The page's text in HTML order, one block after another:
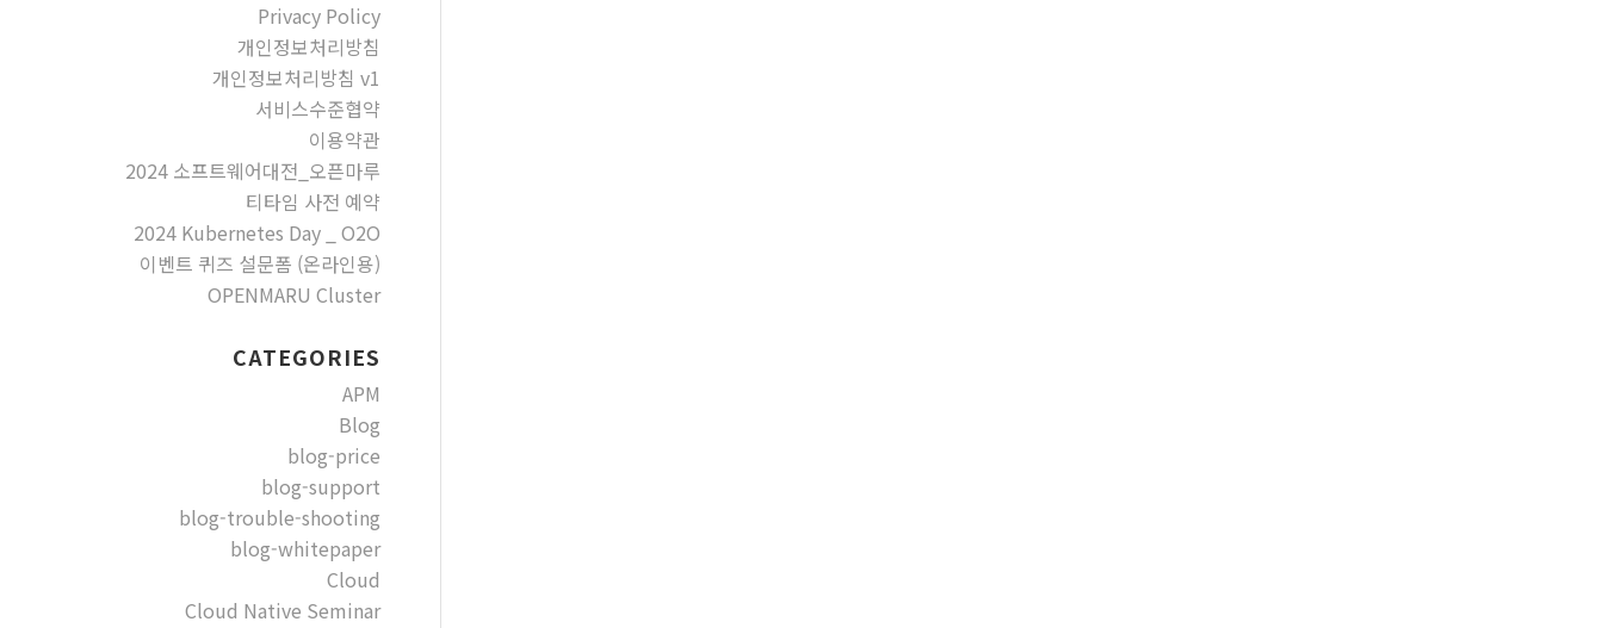
Privacy Policy
개인정보처리방침
개인정보처리방침 v1
서비스수준협약
이용약관
2024 소프트웨어대전_오픈마루
티타임 사전 예약
2024 Kubernetes Day _ O2O
이벤트 퀴즈 설문폼 (온라인용)
OPENMARU Cluster
CATEGORIES
APM
Blog
blog-price
blog-support
blog-trouble-shooting
blog-whitepaper
Cloud
Cloud Native Seminar